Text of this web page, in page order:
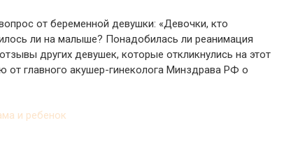
от беременной девушки: «Девочки, кто
ли на малыше? Понадобилась ли реанимация
других девушек, которые откликнулись на этот
главного акушер-гинеколога Минздрава РФ о